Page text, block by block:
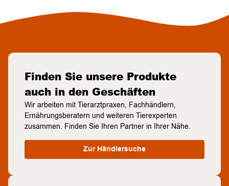
Finden Sie unsere Produkte
auch in den Geschäften
Wir arbeiten mit Tierarztpraxen, Fachhändlern,
Ernährungsberatern und weiteren Tierexperten
zusammen. Finden Sie Ihren Partner in Ihrer Nähe.
Zur Händlersuche